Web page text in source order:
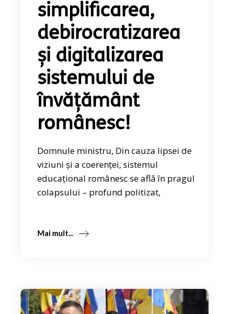
simplificarea,
debirocratizarea
și digitalizarea
sistemului de
învățământ
românesc!
Domnule ministru, Din cauza lipsei de
viziuni și a coerenței, sistemul
educațional românesc se află în pragul
colapsului – profund politizat,
Mai mult...